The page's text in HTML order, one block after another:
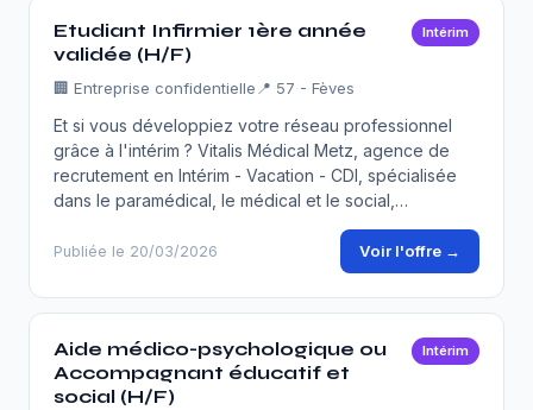
Etudiant Infirmier 1ère année
validée (H/F)
Intérim
🏢 Entreprise confidentielle 📍 57 - Fèves
Et si vous développiez votre réseau professionnel
grâce à l'intérim ? Vitalis Médical Metz, agence de
recrutement en Intérim - Vacation - CDI, spécialisée
dans le paramédical, le médical et le social,…
Publiée le 20/03/2026 Voir l'offre →
Aide médico-psychologique ou
Accompagnant éducatif et
social (H/F)
Intérim